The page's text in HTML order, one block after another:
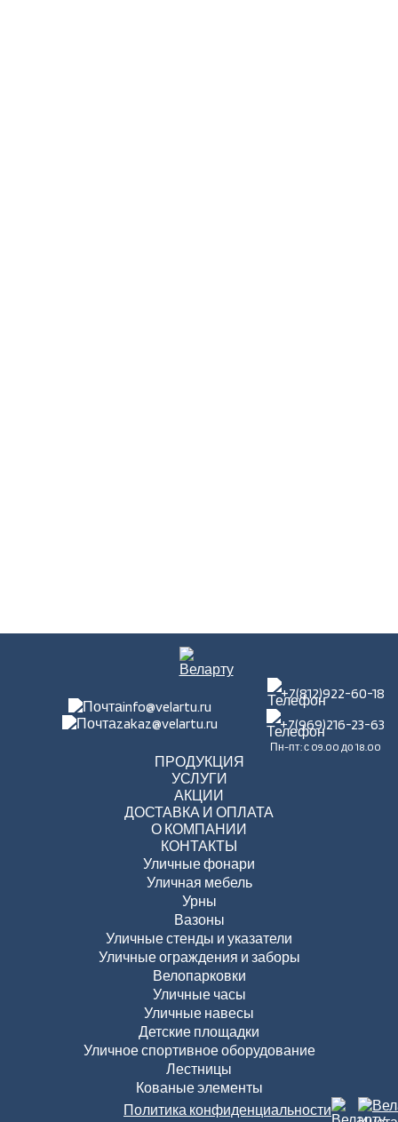
info@velartu.ru
zakaz@velartu.ru
+7(812)922-60-18
+7(969)216-23-63
Пн-пт: с 09.00 до 18.00
ПРОДУКЦИЯ
УСЛУГИ
АКЦИИ
ДОСТАВКА И ОПЛАТА
О КОМПАНИИ
КОНТАКТЫ
Уличные фонари
Уличная мебель
Урны
Вазоны
Уличные стенды и указатели
Уличные ограждения и заборы
Велопарковки
Уличные часы
Уличные навесы
Детские площадки
Уличное спортивное оборудование
Лестницы
Кованые элементы
Политика конфиденциальности